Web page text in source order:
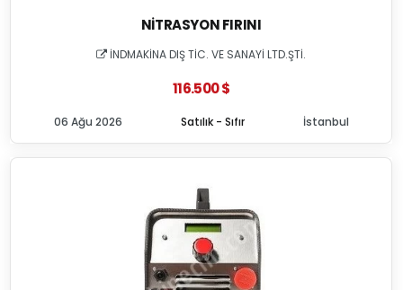
NITRASYON FIRINI
İNDMAKİNA DIŞ TİC. VE SANAYİ LTD.ŞTİ.
116.500 $
Satılık - Sıfır
06 Ağu 2026 İstanbul